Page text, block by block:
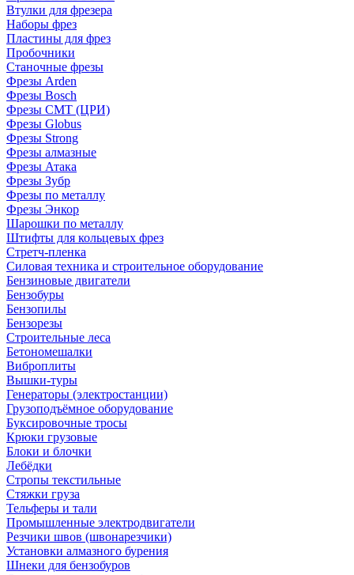
Втулки для фрезера
Наборы фрез
Пластины для фрез
Пробочники
Станочные фрезы
Фрезы Arden
Фрезы Bosch
Фрезы CMT (ЦРИ)
Фрезы Globus
Фрезы Strong
Фрезы алмазные
Фрезы Атака
Фрезы Зубр
Фрезы по металлу
Фрезы Энкор
Шарошки по металлу
Штифты для кольцевых фрез
Стретч-пленка
Силовая техника и строительное оборудование
Бензиновые двигатели
Бензобуры
Бензопилы
Бензорезы
Строительные леса
Бетономешалки
Виброплиты
Вышки-туры
Генераторы (электростанции)
Грузоподъёмное оборудование
Буксировочные тросы
Крюки грузовые
Блоки и блочки
Лебёдки
Стропы текстильные
Стяжки груза
Тельферы и тали
Промышленные электродвигатели
Резчики швов (швонарезчики)
Установки алмазного бурения
Шнеки для бензобуров